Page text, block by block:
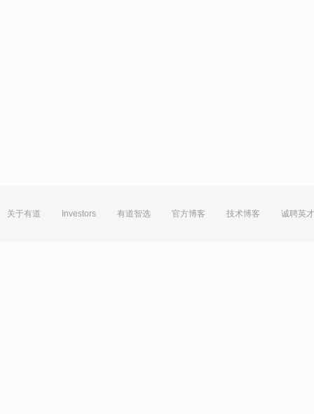
关于有道 Investors 有道智选 官方博客 技术博客 诚聘英才